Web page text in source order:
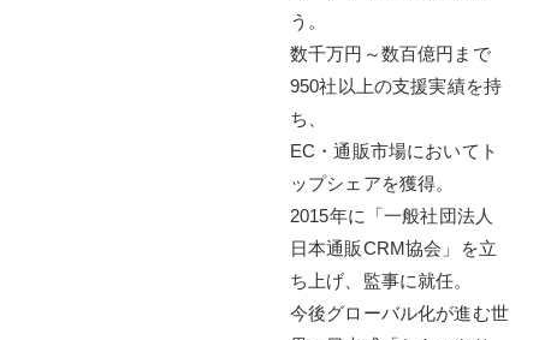
う。
数千万円～数百億円まで
950社以上の支援実績を持
ち、
EC・通販市場においてト
ップシェアを獲得。
2015年に「一般社団法人
日本通販CRM協会」を立
ち上げ、監事に就任。
今後グローバル化が進む世